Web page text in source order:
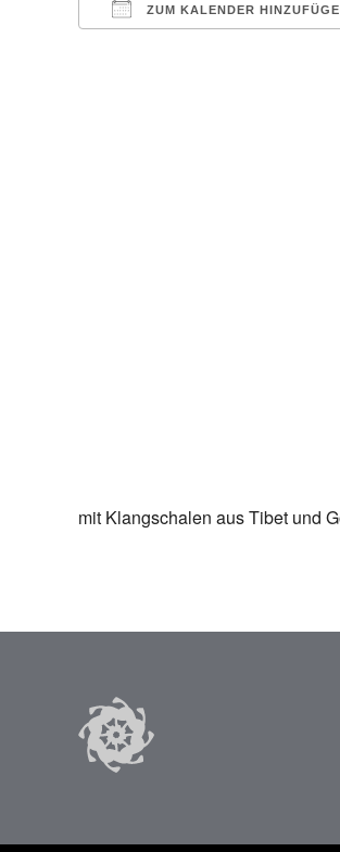
ZUM KALENDER
mit Klangschalen aus Tibet und